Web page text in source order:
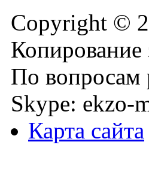
Copyright ©
Копирование
По вопросам
Skype: ekzo-
Карта сайта